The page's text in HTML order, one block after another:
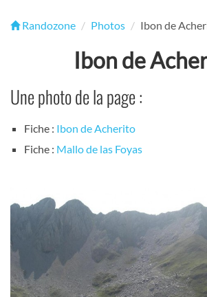
Randozone Photos Ibon de
Ibon de
Une photo de la page :
Fiche : Ibon de Acherito
Fiche : Mallo de las Foyas